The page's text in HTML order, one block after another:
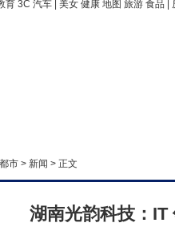
育 3C 汽车 | 美女 健康 地图 旅游 食品 |
市 > 新闻 > 正文
湖南光韵科技：IT